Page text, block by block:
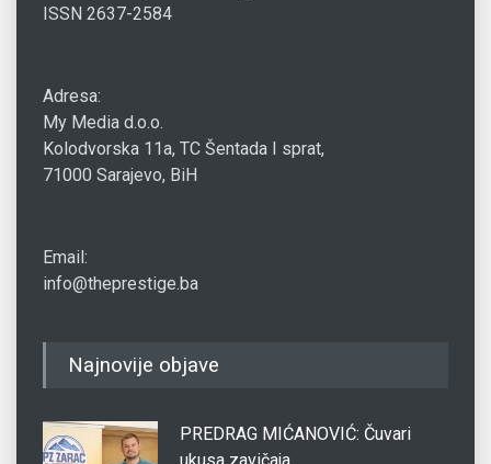
ISSN 2637-2584
Adresa:
My Media d.o.o.
Kolodvorska 11a, TC Šentada I sprat,
71000 Sarajevo, BiH
Email:
info@theprestige.ba
Najnovije objave
PREDRAG MIĆANOVIĆ: Čuvari